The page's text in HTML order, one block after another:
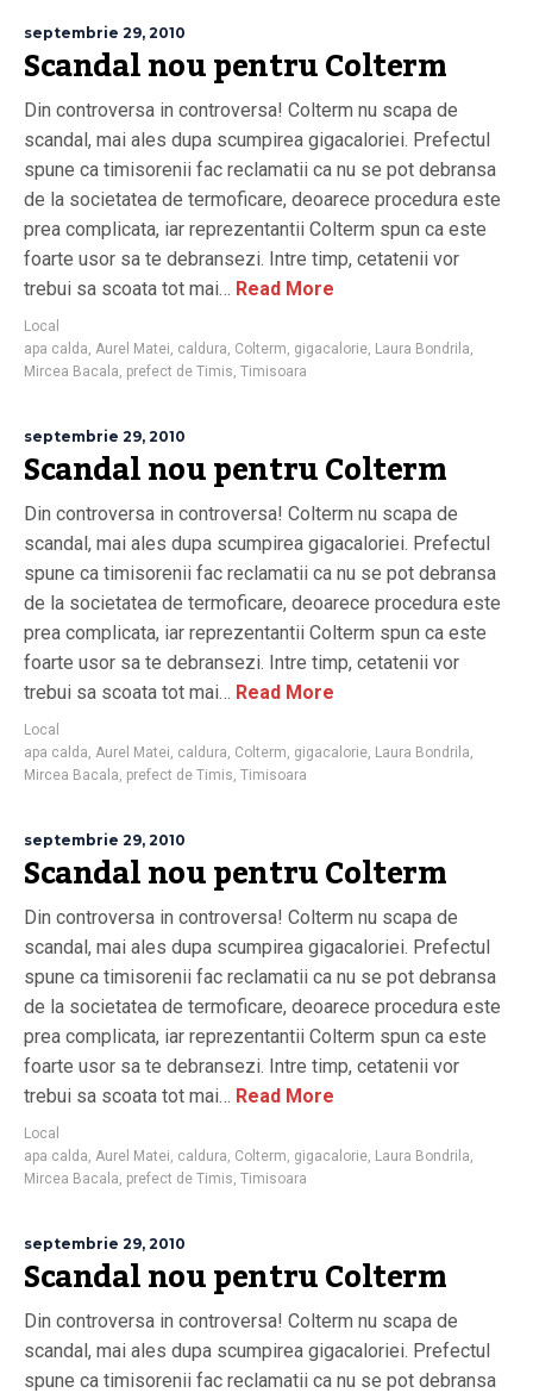
septembrie 29, 2010
Scandal nou pentru Colterm
Din controversa in controversa! Colterm nu scapa de
scandal, mai ales dupa scumpirea gigacaloriei. Prefectul
spune ca timisorenii fac reclamatii ca nu se pot debransa
de la societatea de termoficare, deoarece procedura este
prea complicata, iar reprezentantii Colterm spun ca este
foarte usor sa te debransezi. Intre timp, cetatenii vor
trebui sa scoata tot mai… Read More
Local
apa calda, Aurel Matei, caldura, Colterm, gigacalorie, Laura Bondrila,
Mircea Bacala, prefect de Timis, Timisoara
septembrie 29, 2010
Scandal nou pentru Colterm
Din controversa in controversa! Colterm nu scapa de
scandal, mai ales dupa scumpirea gigacaloriei. Prefectul
spune ca timisorenii fac reclamatii ca nu se pot debransa
de la societatea de termoficare, deoarece procedura este
prea complicata, iar reprezentantii Colterm spun ca este
foarte usor sa te debransezi. Intre timp, cetatenii vor
trebui sa scoata tot mai… Read More
Local
apa calda, Aurel Matei, caldura, Colterm, gigacalorie, Laura Bondrila,
Mircea Bacala, prefect de Timis, Timisoara
septembrie 29, 2010
Scandal nou pentru Colterm
Din controversa in controversa! Colterm nu scapa de
scandal, mai ales dupa scumpirea gigacaloriei. Prefectul
spune ca timisorenii fac reclamatii ca nu se pot debransa
de la societatea de termoficare, deoarece procedura este
prea complicata, iar reprezentantii Colterm spun ca este
foarte usor sa te debransezi. Intre timp, cetatenii vor
trebui sa scoata tot mai… Read More
Local
apa calda, Aurel Matei, caldura, Colterm, gigacalorie, Laura Bondrila,
Mircea Bacala, prefect de Timis, Timisoara
septembrie 29, 2010
Scandal nou pentru Colterm
Din controversa in controversa! Colterm nu scapa de
scandal, mai ales dupa scumpirea gigacaloriei. Prefectul
spune ca timisorenii fac reclamatii ca nu se pot debransa